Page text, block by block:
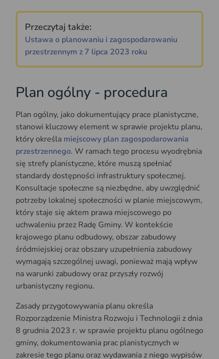
Przeczytaj także:
Ustawa o planowaniu i zagospodarowaniu
przestrzennym z 7 lipca 2023 roku
Plan ogólny - procedura
Plan ogólny, jako dokumentujący prace planistyczne,
stanowi kluczowy element w sprawie projektu planu,
który określa miejscowy plan zagospodarowania
przestrzennego. W ramach tego procesu wyodrębnia
się strefy planistyczne, które muszą spełniać
standardy dostępności infrastruktury społecznej.
Konsultacje społeczne są niezbędne, aby uwzględnić
potrzeby lokalnej społeczności w planie miejscowym,
który staje się aktem prawa miejscowego po
uchwaleniu przez Radę Gminy. W kontekście
krajowego planu odbudowy, obszar zabudowy
śródmiejskiej oraz obszary uzupełnienia zabudowy
wymagają szczególnej uwagi, ponieważ mają wpływ
na warunki zabudowy oraz przyszły rozwój
urbanistyczny regionu.
Zasady przygotowywania planu określa
Rozporządzenie Ministra Rozwoju i Technologii z dnia
8 grudnia 2023 r. w sprawie projektu planu ogólnego
gminy, dokumentowania prac planistycznych w
zakresie tego planu oraz wydawania z niego wypisów